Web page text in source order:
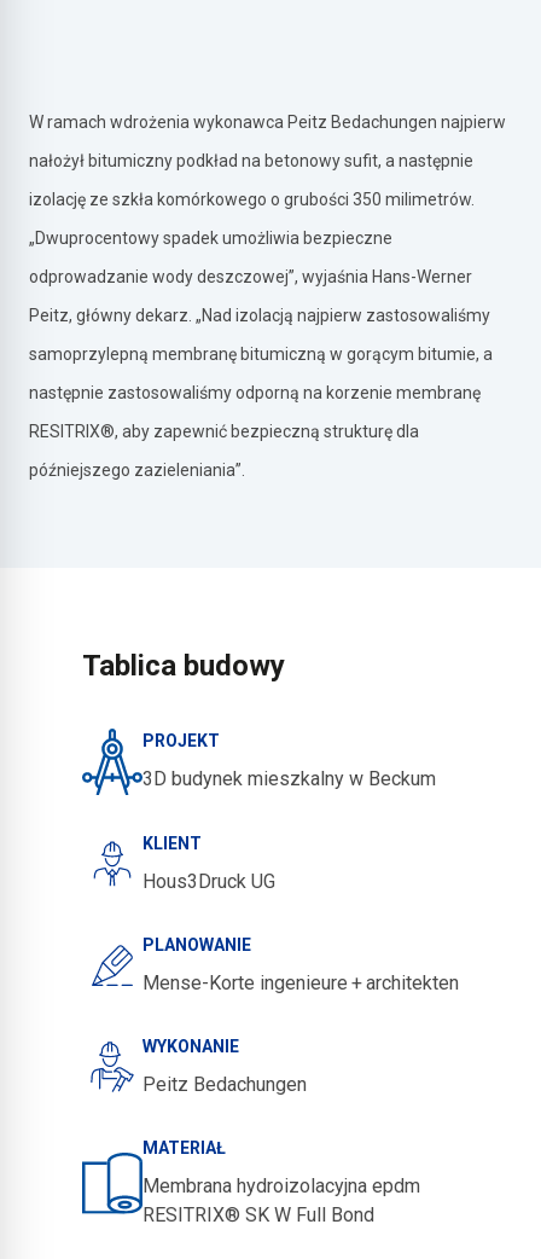
W ramach wdrożenia wykonawca Peitz Bedachungen najpierw
nałożył bitumiczny podkład na betonowy sufit, a następnie
izolację ze szkła komórkowego o grubości 350 milimetrów.
„Dwuprocentowy spadek umożliwia bezpieczne
odprowadzanie wody deszczowej”, wyjaśnia Hans-Werner
Peitz, główny dekarz. „Nad izolacją najpierw zastosowaliśmy
samoprzylepną membranę bitumiczną w gorącym bitumie, a
następnie zastosowaliśmy odporną na korzenie membranę
RESITRIX®, aby zapewnić bezpieczną strukturę dla
późniejszego zazieleniania”.
Tablica budowy
PROJEKT
3D budynek mieszkalny w Beckum
KLIENT
Hous3Druck UG
PLANOWANIE
Mense-Korte ingenieure + architekten
WYKONANIE
Peitz Bedachungen
MATERIAŁ
Membrana hydroizolacyjna epdm
RESITRIX® SK W Full Bond